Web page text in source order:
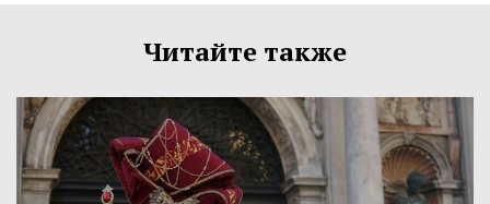
Читайте также